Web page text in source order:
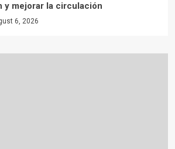
y mejorar la circulación
6, 2026